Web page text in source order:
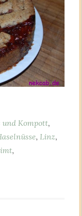
und Kompott,
, Linz,
,